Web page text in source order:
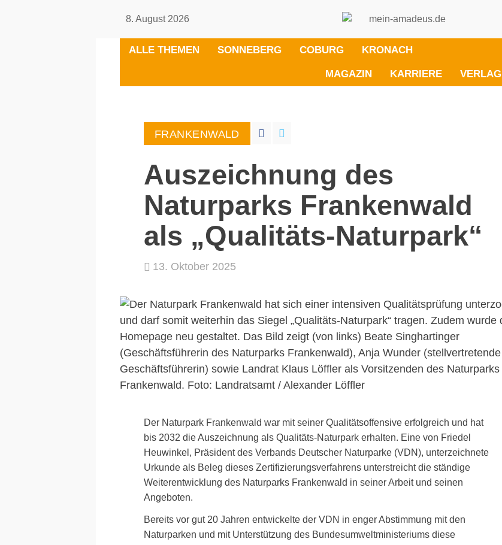
8. August 2026
ALLE THEMEN SONNEBERG COBURG KRONACH
MAGAZIN KARRIERE VERLAG
FRANKENWALD
Auszeichnung des
Naturparks Frankenwald
als „Qualitäts-Naturpark“
13. Oktober 2025
Der Naturpark Frankenwald war mit seiner Qualitätsoffensive erfolgreich und hat
bis 2032 die Auszeichnung als Qualitäts-Naturpark erhalten. Eine von Friedel
Heuwinkel, Präsident des Verbands Deutscher Naturparke (VDN), unterzeichnete
Urkunde als Beleg dieses Zertifizierungsverfahrens unterstreicht die ständige
Weiterentwicklung des Naturparks Frankenwald in seiner Arbeit und seinen
Angeboten.
Bereits vor gut 20 Jahren entwickelte der VDN in enger Abstimmung mit den
Naturparken und mit Unterstützung des Bundesumweltministeriums diese